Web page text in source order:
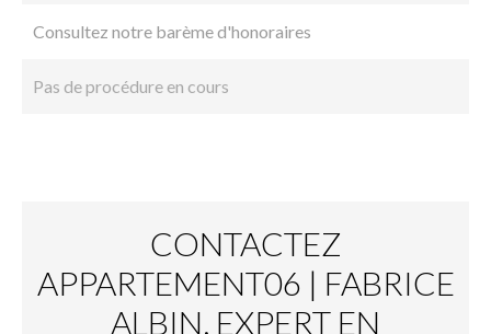
Consultez notre barème d'honoraires
Pas de procédure en cours
CONTACTEZ
APPARTEMENT06 | FABRICE
ALBIN, EXPERT EN